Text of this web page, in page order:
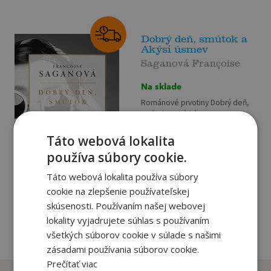
15 ,90 €
2 €
Dobrý deň, smútok a
Akýsi úsmev
Saganová Françoise
Na sklade
Románové prvotiny Dobrý deň,
smútok a Akýsi úsmev
spisovateľky Françoise
Saganovej vďačili v čase svojho
vzniku za obrovský úspech na
domácej literárnej scéne...
pridať do košíka
Táto webová lokalita
používa súbory cookie.
Táto webová lokalita používa súbory
cookie na zlepšenie používateľskej
skúsenosti. Používaním našej webovej
lokality vyjadrujete súhlas s používaním
všetkých súborov cookie v súlade s našimi
zásadami používania súborov cookie.
Prečítať viac